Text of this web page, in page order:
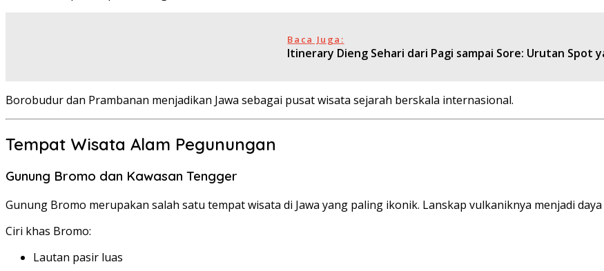
Baca Juga:
Itinerary Dieng Sehari dari Pagi sampai Sore: Urutan Spot
Borobudur dan Prambanan menjadikan Jawa sebagai pusat wisata sejarah berskala internasional.
Tempat Wisata Alam Pegunungan
Gunung Bromo dan Kawasan Tengger
Gunung Bromo merupakan salah satu tempat wisata di Jawa yang paling ikonik. Lanskap vulkaniknya menjadi
Ciri khas Bromo:
Lautan pasir luas